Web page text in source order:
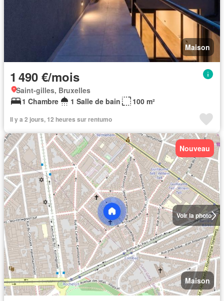
Maison
1 490 €/mois
Saint-gilles, Bruxelles
1 Chambre
1 Salle de bain 100 m²
Il y a 2 jours, 12 heures sur rentumo
Voir la photo
Nouveau
Maison